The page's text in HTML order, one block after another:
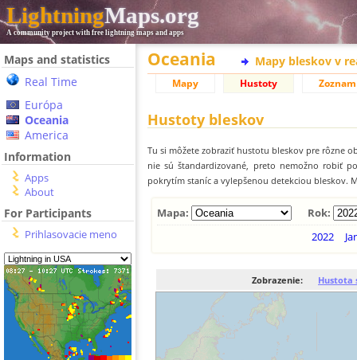
LightningMaps.org
A community project with free lightning maps and apps
Maps and statistics
Real Time
Európa
Oceania
America
Information
Apps
About
For Participants
Prihlasovacie meno
Oceania Mapy bleskov v
Mapy Hustoty Zoznam
Hustoty bleskov
Tu si môžete zobraziť hustotu bleskov pre rôzne
nie sú štandardizované, preto nemožno robiť
pokrytím staníc a vylepšenou detekciou bleskov.
Mapa:
Rok:
2022
Zobrazenie: Hustota